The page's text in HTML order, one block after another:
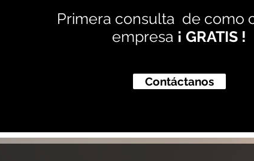
Primera consulta de como
empresa ¡ GRATIS !
Contáctanos